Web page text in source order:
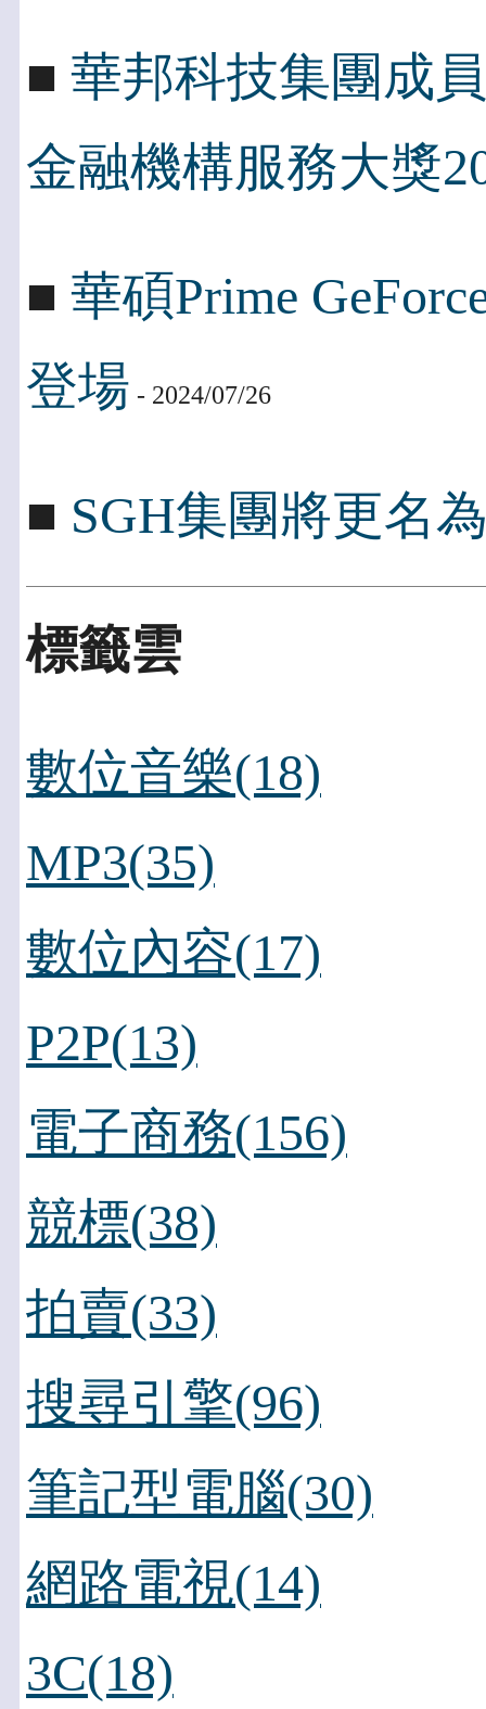
■ 華邦科技集團成
金融機構服務大獎
■ 華碩Prime
登場 - 2024/07/26
■ SGH集團將更名
標籤雲
數位音樂(18)
MP3(35)
數位內容(17)
P2P(13)
電子商務(156)
競標(38)
拍賣(33)
搜尋引擎(96)
筆記型電腦(30)
網路電視(14)
3C(18)